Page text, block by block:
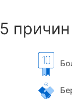
5